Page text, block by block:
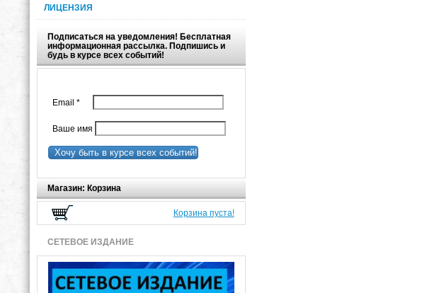
ЛИЦЕНЗИЯ
Подписаться на уведомления! Бесплатная
информационная рассылка. Подпишись и
будь в курсе всех событий!
Email *
Ваше имя
Хочу быть в курсе всех событий!
Магазин: Корзина
Корзина пуста!
СЕТЕВОЕ ИЗДАНИЕ